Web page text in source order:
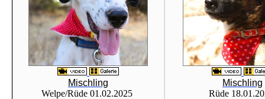
Mischling
Welpe/Rüde 01.02.2025
Mischling
Rüde